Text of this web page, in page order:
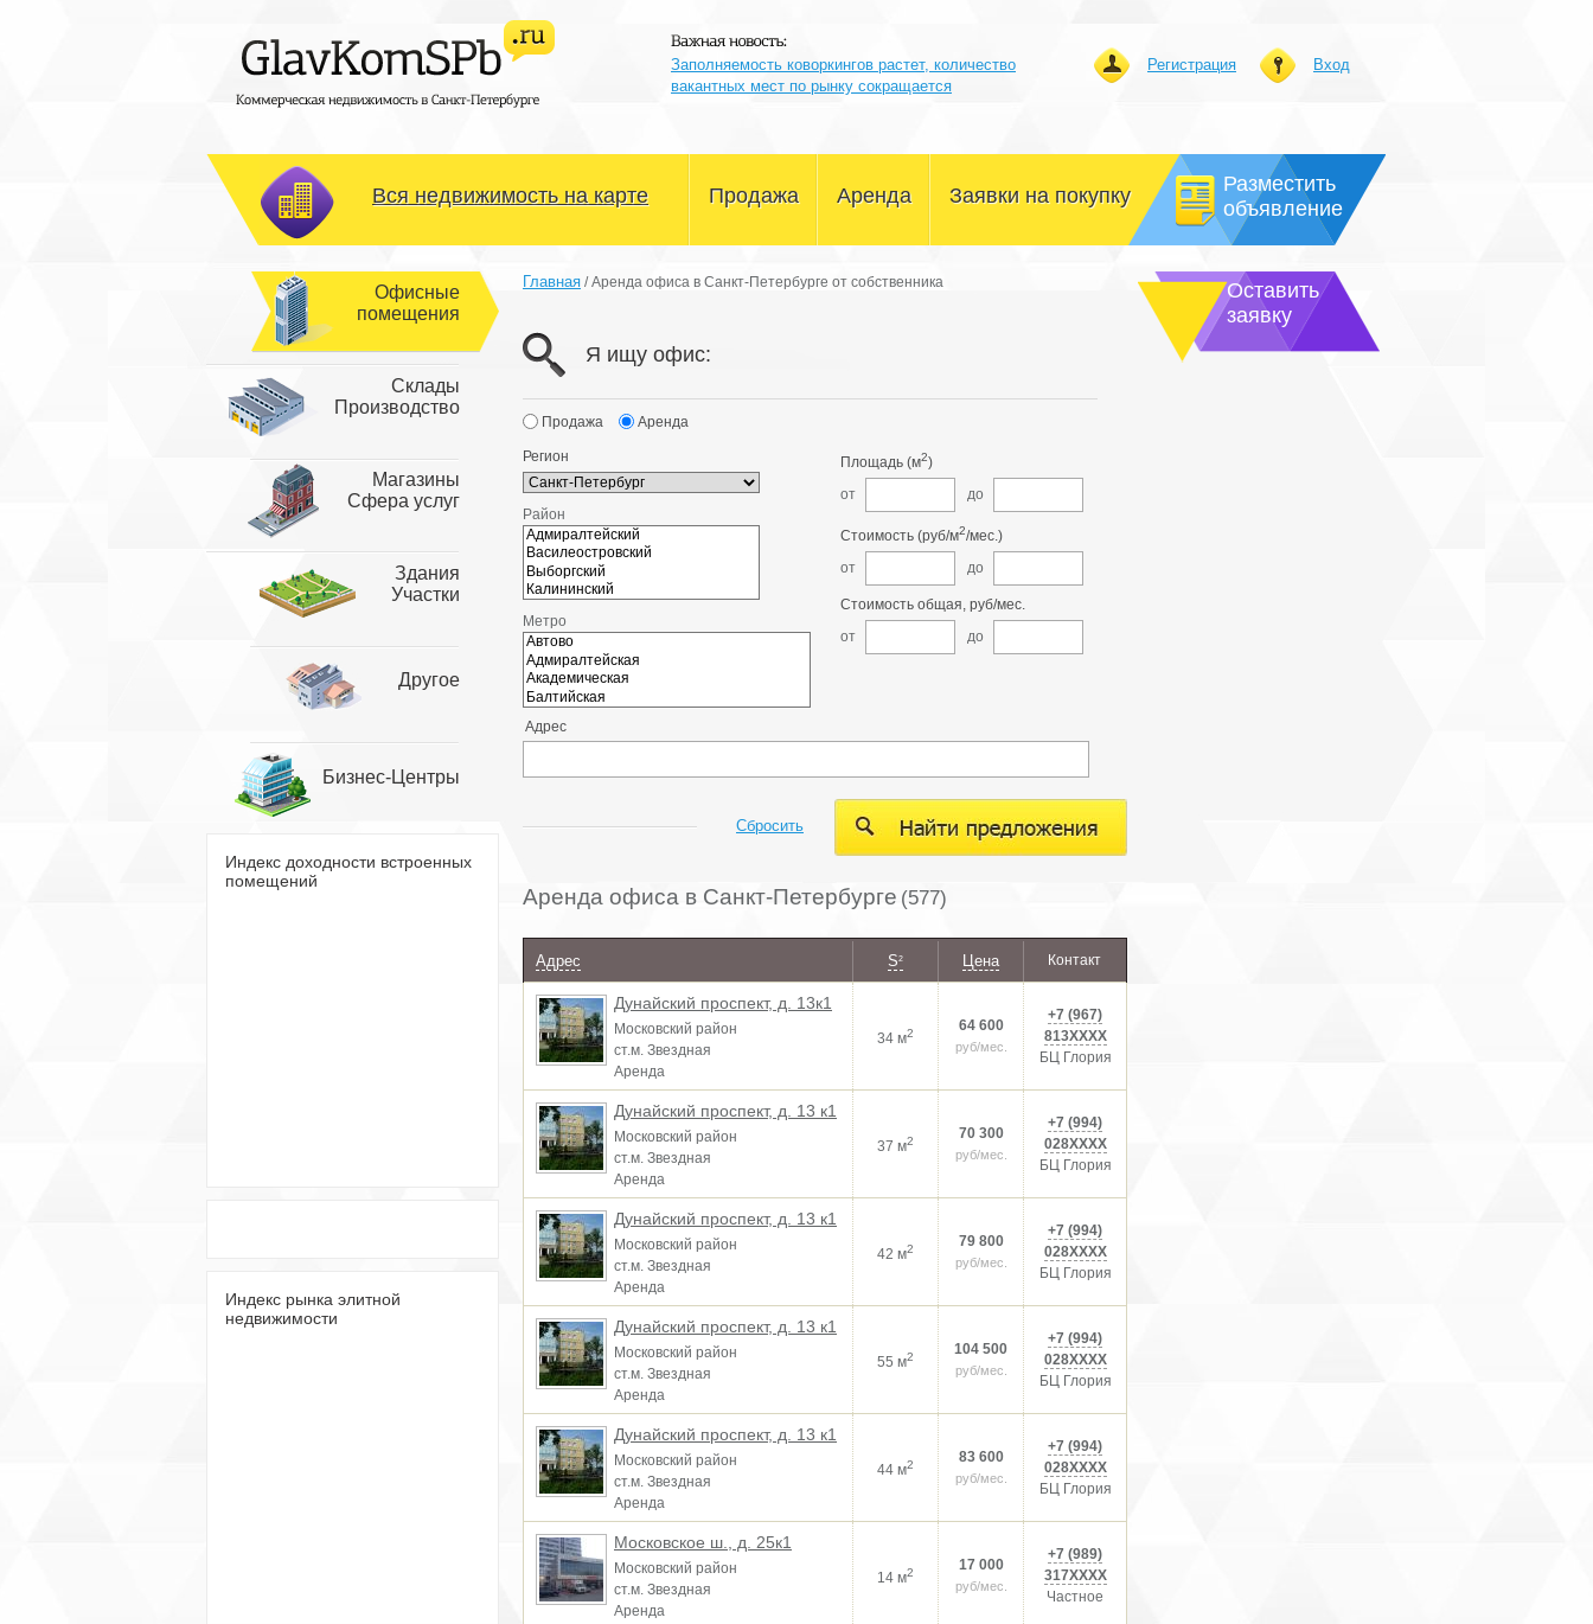
Заполняемость коворкингов растет, количество
вакантных мест по рынку сокращается
Вход
Регистрация
Вся недвижимость на карте Продажа
Магазины и сфера услуг
Другое
Аренда
Другое
Заявки на покупку
Разместить
объявление
Офисные
помещения
Склады
Производство
Магазины
Сфера услуг
Здания
Участки
Другое
Бизнес-Центры
Индекс доходности встроенных
помещений
Индекс рынка элитной
недвижимости
Главная /Аренда офиса в Санкт-Петербурге от собственника
Я ищу офис:
Продажа Аренда
Регион
Район
Метро
Площадь (м2)
от
до
Стоимость (руб/м2/мес.)
от
до
Стоимость общая, руб/мес.
от
до
Адрес
Сбросить
Аренда офиса в Санкт-Петербурге (577)
Адрес S2 Цена Контакт
Дунайский проспект, д. 13к1
Московский район
ст.м. Звездная
Аренда
34 м2 64 600
руб/мес.
+7 (967)
813XXXX
БЦ Глория
Дунайский проспект, д. 13 к1
Московский район
ст.м. Звездная
Аренда
37 м2 70 300
руб/мес.
+7 (994)
028XXXX
БЦ Глория
Дунайский проспект, д. 13 к1
Московский район
ст.м. Звездная
Аренда
42 м2 79 800
руб/мес.
+7 (994)
028XXXX
БЦ Глория
Дунайский проспект, д. 13 к1
Московский район
ст.м. Звездная
Аренда
55 м2 104 500
руб/мес.
+7 (994)
028XXXX
БЦ Глория
Дунайский проспект, д. 13 к1
Московский район
ст.м. Звездная
Аренда
44 м2 83 600
руб/мес.
+7 (994)
028XXXX
БЦ Глория
Московское ш., д. 25к1
Московский район
ст.м. Звездная
Аренда
14 м2 17 000
руб/мес.
+7 (989)
317XXXX
Частное
Оставить
заявку